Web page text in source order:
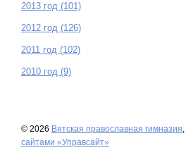
2013 год (101)
2012 год (126)
2011 год (102)
2010 год (9)
© 2026 Вятская православная гимназия
сайтами «Управсайт»